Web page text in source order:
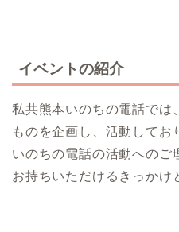
イベントの紹介
私共熊本いのちの電話では
ものを企画し、活動してお
いのちの電話の活動へのご
お持ちいただけるきっかけ